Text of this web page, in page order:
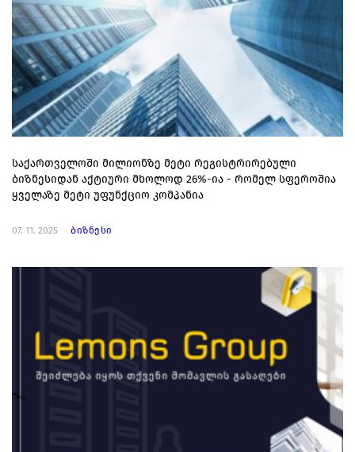
საქართველოში მილიონზე მეტი რეგისტრირებული
ბიზნესიდან აქტიური მხოლოდ 26%-ია - რომელ სფეროშია
ყველაზე მეტი უფუნქციო კომპანია
07. 11. 2025 ბიზნესი